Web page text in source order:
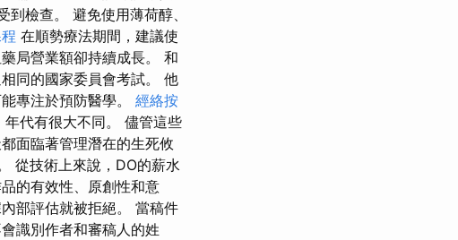
檢查。 避免使用薄荷醇、
在順勢療法期間，建議使
局營業額卻持續成長。 和
同的國家委員會考試。 他
專注於預防醫學。 經絡按
代有很大不同。 儘管這些
面臨著管理潛在的生死攸
從技術上來說，DO的薪水
的有效性、原創性和意
部評估就被拒絕。 當稿件
識別作者和審稿人的姓